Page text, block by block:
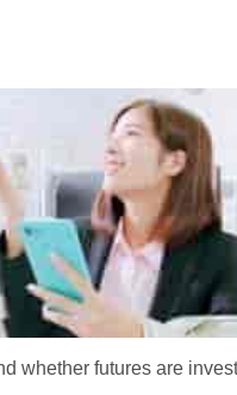
whether futures are